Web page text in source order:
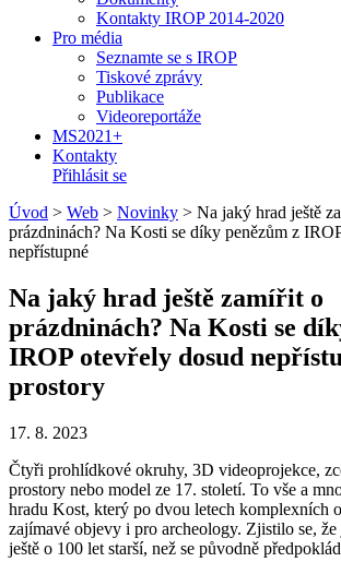
Kontakty IROP 2014-2020
Pro média
Seznamte se s IROP
Tiskové zprávy
Publikace
Videoreportáže
MS2021+
Kontakty
Přihlásit se
Úvod > Web > Novinky > Na jaký hrad ještě
prázdninách? Na Kosti se díky penězům z
nepřístupné
Na jaký hrad ještě zamířit o
prázdninách? Na Kosti se
IROP otevřely dosud
prostory
17. 8. 2023
Čtyři prohlídkové okruhy, 3D videoprojekce,
prostory nebo model ze 17. století. To vše a
hradu Kost, který po dvou letech komplexních
zajímavé objevy i pro archeology. Zjistilo se, že
ještě o 100 let starší, než se původně